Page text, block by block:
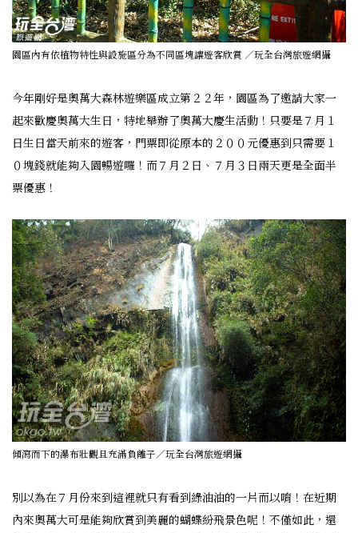
園區內有依植物特性與設施區分為不同區塊讓遊客欣賞 ／玩全台灣旅遊網攝
今年剛好是奧萬大森林遊樂區成立第２２年，園區為了邀請大家一
起來歡慶奧萬大生日，特地舉辦了奧萬大慶生活動！只要是７月１
日生日當天前來的遊客，門票即從原本的２００元優惠到只需要１
０塊錢就能夠入園暢遊囉！而７月２日、７月３日兩天更是全面半
票優惠！
傾瀉而下的瀑布壯觀且充滿負離子／玩全台灣旅遊網攝
別以為在７月份來到這裡就只有看到綠油油的一片而以唷！在近期
內來奧萬大可是能夠欣賞到美麗的蝴蝶紛飛景色呢！不僅如此，還